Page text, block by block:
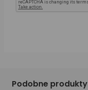
Podobne produkty